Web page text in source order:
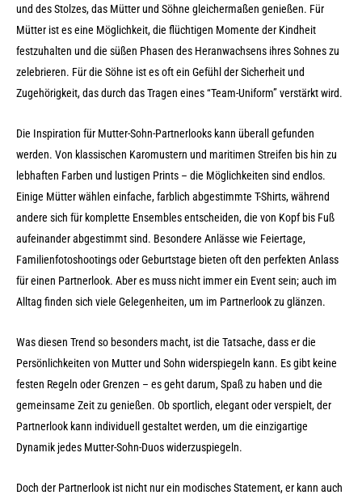
und des Stolzes, das Mütter und Söhne gleichermaßen genießen. Für
Mütter ist es eine Möglichkeit, die flüchtigen Momente der Kindheit
festzuhalten und die süßen Phasen des Heranwachsens ihres Sohnes zu
zelebrieren. Für die Söhne ist es oft ein Gefühl der Sicherheit und
Zugehörigkeit, das durch das Tragen eines “Team-Uniform” verstärkt wird.
Die Inspiration für Mutter-Sohn-Partnerlooks kann überall gefunden
werden. Von klassischen Karomustern und maritimen Streifen bis hin zu
lebhaften Farben und lustigen Prints – die Möglichkeiten sind endlos.
Einige Mütter wählen einfache, farblich abgestimmte T-Shirts, während
andere sich für komplette Ensembles entscheiden, die von Kopf bis Fuß
aufeinander abgestimmt sind. Besondere Anlässe wie Feiertage,
Familienfotoshootings oder Geburtstage bieten oft den perfekten Anlass
für einen Partnerlook. Aber es muss nicht immer ein Event sein; auch im
Alltag finden sich viele Gelegenheiten, um im Partnerlook zu glänzen.
Was diesen Trend so besonders macht, ist die Tatsache, dass er die
Persönlichkeiten von Mutter und Sohn widerspiegeln kann. Es gibt keine
festen Regeln oder Grenzen – es geht darum, Spaß zu haben und die
gemeinsame Zeit zu genießen. Ob sportlich, elegant oder verspielt, der
Partnerlook kann individuell gestaltet werden, um die einzigartige
Dynamik jedes Mutter-Sohn-Duos widerzuspiegeln.
Doch der Partnerlook ist nicht nur ein modisches Statement, er kann auch